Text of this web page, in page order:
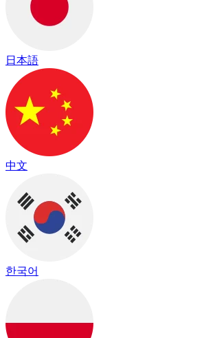
日本語
中文
한국어